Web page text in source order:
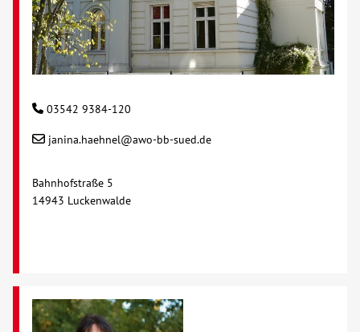
03542 9384-120
janina.haehnel@awo-bb-sued.de
Bahnhofstraße 5
14943 Luckenwalde